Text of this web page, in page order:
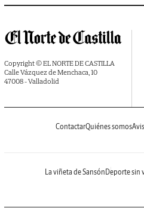
Copyright © EL NORTE DE CASTILLA
Calle Vázquez de Menchaca, 10
47008 - Valladolid
ContactarQuiénes somos
La viñeta de Sansón Deporte sin